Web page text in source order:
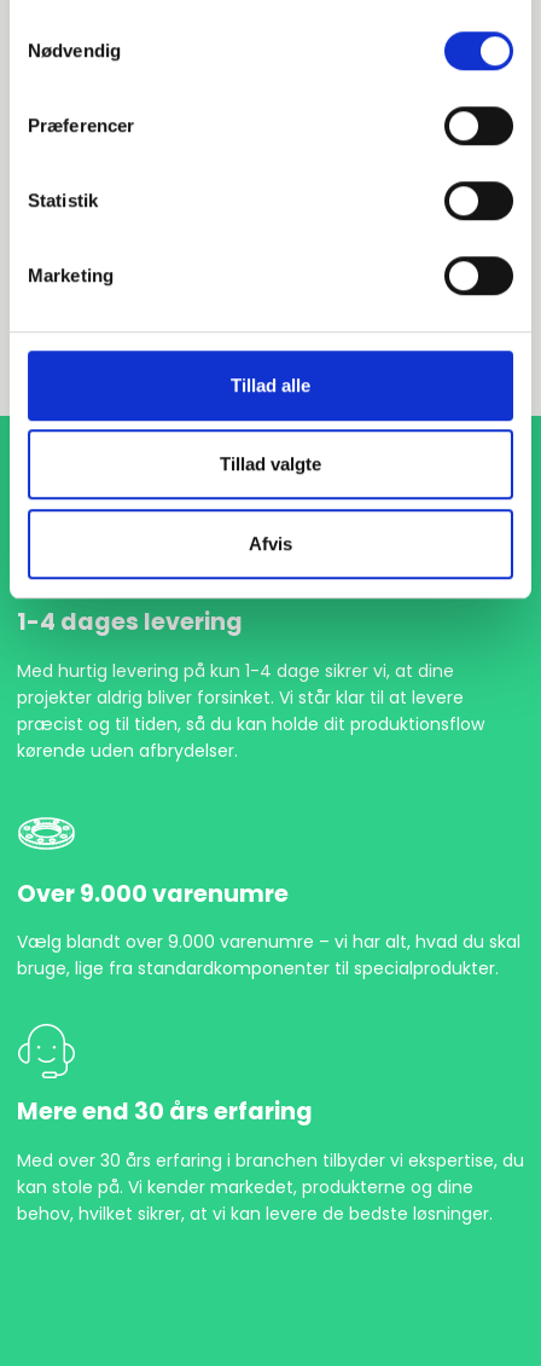
Nødvendig
Præferencer
Statistik
Marketing
Tillad alle
Tillad valgte
Afvis
EN 1092-1 T:01 A PN6
stk. tilgængelig
1-4 dages levering
Med hurtig levering på kun 1-4 dage sikrer vi, at dine
projekter aldrig bliver forsinket. Vi står klar til at levere
præcist og til tiden, så du kan holde dit produktionsflow
kørende uden afbrydelser.
Over 9.000 varenumre
Vælg blandt over 9.000 varenumre – vi har alt, hvad du skal
bruge, lige fra standardkomponenter til specialprodukter.
Mere end 30 års erfaring
Med over 30 års erfaring i branchen tilbyder vi ekspertise, du
kan stole på. Vi kender markedet, produkterne og dine
behov, hvilket sikrer, at vi kan levere de bedste løsninger.